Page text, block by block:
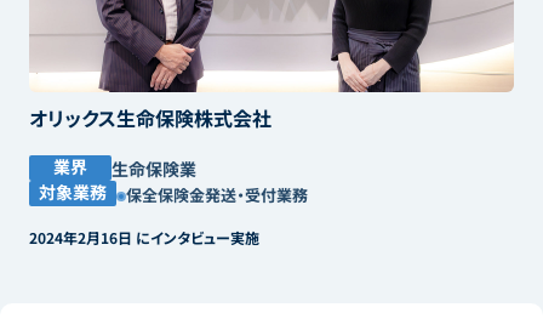
オリックス生命保険株式会社
業界
生命保険業
対象業務
保全保険金発送・受付業務
2024年2月16日 にインタビュー実施